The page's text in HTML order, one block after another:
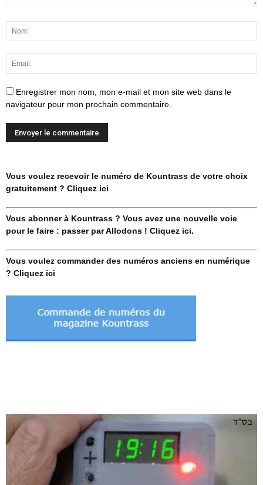
Enregistrer mon nom, mon e-mail et mon site web dans le
navigateur pour mon prochain commentaire.
Vous voulez recevoir le numéro de Kountrass de votre choix
gratuitement ? Cliquez ici
Vous abonner à Kountrass ? Vous avez une nouvelle voie
pour le faire : passer par Allodons ! Cliquez ici.
Vous voulez commander des numéros anciens en numérique
? Cliquez ici